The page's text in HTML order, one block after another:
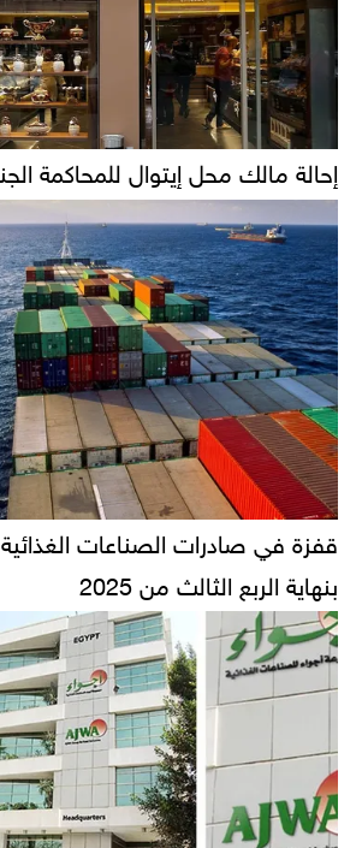
إحالة مالك محل إيتوال للمحاكمة
بنهاية الربع الثالث من 2025